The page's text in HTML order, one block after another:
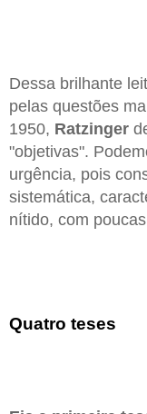
Dessa brilhante
pelas questões
1950, Ratzinger
"objetivas".
urgência, pois
sistemática,
nítido, com
Quatro teses